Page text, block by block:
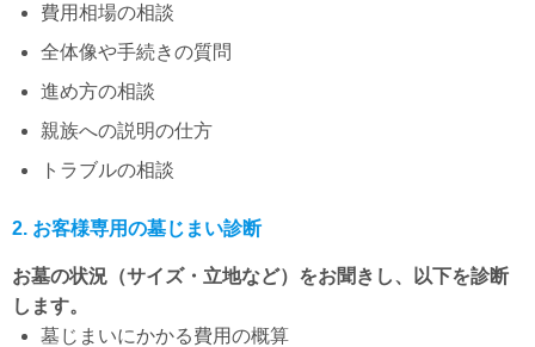
費用相場の相談
全体像や手続きの質問
進め方の相談
親族への説明の仕方
トラブルの相談
2. お客様専用の墓じまい診断
お墓の状況（サイズ・立地など）をお聞きし、以下を診断
します。
墓じまいにかかる費用の概算